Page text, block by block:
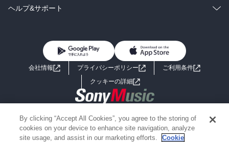
BL・TL
雑誌・グラビア
ラノベ
コミック
ライトノベル 男子向けラノベ
小説
海外小説
ミステリー SF
ヘルプ&サポート
よくあるご質問 お問い合わせ
会社情報 プライバシーポリシー
ご利用条件
クッキーの詳細
Copyright 2017 - 2026 Sony Music Entertainment(Japan) Inc.
Information on the site is for the Japan domestic market only
powered by
By clicking “Accept All Cookies”, you agree to the storing of
cookies on your device to enhance site navigation, analyze
site usage, and assist in our marketing efforts.
Cookie